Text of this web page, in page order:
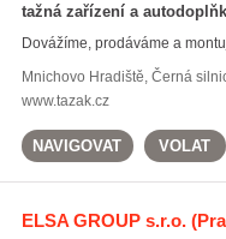
tažná zařízení a
Dovážíme, prodáváme a
Mnichovo Hradiště, Černá
www.tazak.cz
NAVIGOVAT VOLAT
ELSA GROUP s.r.o.